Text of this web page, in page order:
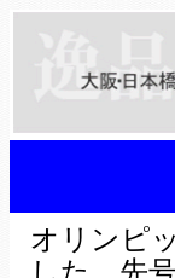
オリンピ